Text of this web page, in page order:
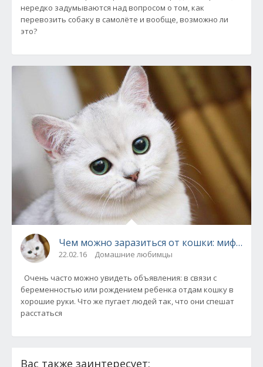
нередко задумываются над вопросом о том, как
перевозить собаку в самолёте и вообще, возможно ли
это?
Чем можно заразиться от кошки: мифы и
22.02.16 Домашние любимцы
Очень часто можно увидеть объявления: в связи с
беременностью или рождением ребенка отдам кошку в
хорошие руки. Что же пугает людей так, что они спешат
расстаться
Вас также заинтересует: